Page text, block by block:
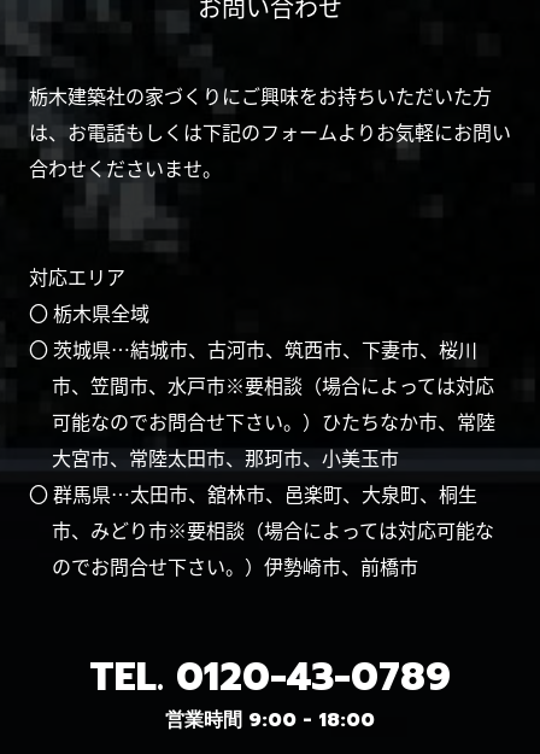
栃木建築社の家づくりにご興味をお持ちいただいた方
は、お電話もしくは下記のフォームよりお気軽にお問い
合わせくださいませ。
対応エリア
〇 栃木県全域
〇 茨城県…結城市、古河市、筑西市、下妻市、桜川
市、笠間市、水戸市※要相談（場合によっては対応
可能なのでお問合せ下さい。）ひたちなか市、常陸
大宮市、常陸太田市、那珂市、小美玉市
〇 群馬県…太田市、舘林市、邑楽町、大泉町、桐生
市、みどり市※要相談（場合によっては対応可能な
のでお問合せ下さい。）伊勢崎市、前橋市
TEL. 0120-43-0789
営業時間 9:00 - 18:00